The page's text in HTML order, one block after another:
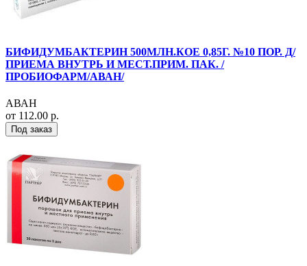
БИФИДУМБАКТЕРИН 500МЛН.КОЕ 0,85Г. №10 ПОР. Д/
ПРИЕМА ВНУТРЬ И МЕСТ.ПРИМ. ПАК. /
ПРОБИОФАРМ/АВАН/
АВАН
от 112.00 р.
Под заказ